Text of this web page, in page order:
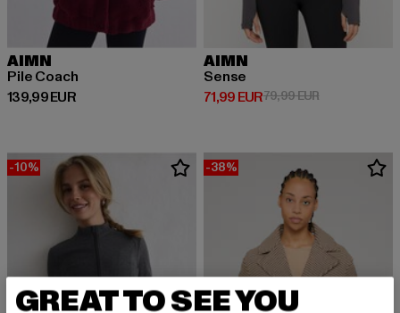
AIMN
Pile Coach
139,99 EUR
Prix courant: 139,99 EUR
AIMN
Sense
71,99 EUR
Prix courant: 71,99 EUR
79,99 EURPrix en
-10% -38%
GREAT TO SEE YOU